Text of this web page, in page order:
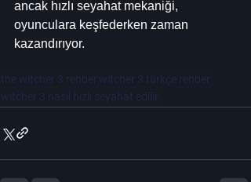
ancak hızlı seyahat mekaniği,
oyunculara keşfederken zaman
kazandırıyor.
the witcher 3 rehber witcher 3 türkçe rehber
witcher 3 nasıl hızlı seyahat edilir